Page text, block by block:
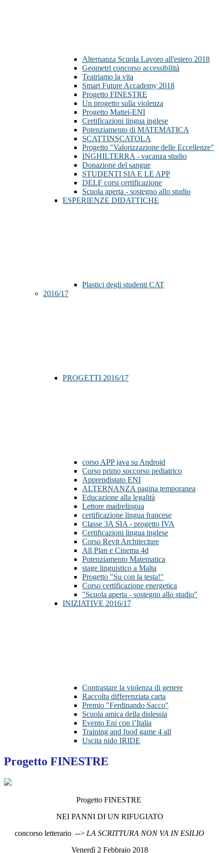
Alternanza Scuola Lavoro all'estero 2018
Geometri concorso accessibilità
Teatriamo la vita
Smart Future Accademy 2018
Progetto FINESTRE
Un progetto sulla violenza
Progetto Mattei-ENI
Certificazioni lingua inglese
Potenziamento di MATEMATICA
SCATTINSCATOLA
Progetto "Valorizzazione delle Eccellenze"
INGHILTERRA - vacanza studio
Donazione del sangue
STUDENTI SIA E LE APP
DELF corsi certificazione
Scuola aperta - sostegno allo studio
ESPERIENZE DIDATTICHE
Plastici degli studenti CAT
2016/17
PROGETTI 2016/17
corso APP java su Android
Corso primo soccorso pediatrico
Apprendistato ENI
ALTERNANZA pagina temporanea
Educazione alla legalità
Lettore madrelingua
certificazione lingua francese
Classe 3A SIA - progetto IVA
Certificazioni lingua inglese
Corso Revit Architecture
All Plan e Cinema 4d
Potenziamento Matematica
stage linguistico a Malta
Progetto "Su con la testa!"
Corso certificazione energetica
"Scuola aperta - sostegno allo studio"
INIZIATIVE 2016/17
Contrastare la violenza di genere
Raccolta differenziata carta
Premio "Ferdinando Sacco"
Scuola amica della dislessia
Evento Eni con l’Italia
Training and food game 4 all
Uscita nido IRIDE
Progetto FINESTRE
Progetto FINESTRE
NEI PANNI DI UN RIFUGIATO
concorso letterario --> LA SCRITTURA NON VA IN ESILIO
Venerdì 2 Febbraio 2018